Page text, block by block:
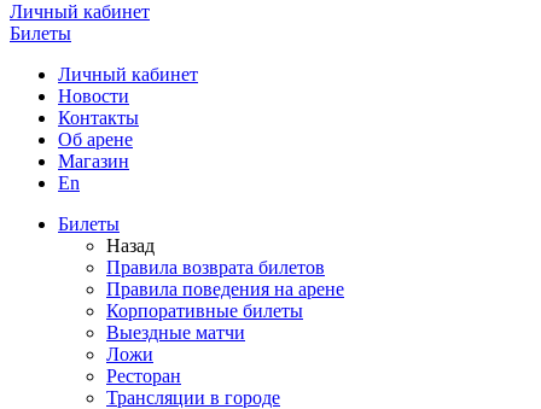
Личный кабинет
Билеты
Личный кабинет
Новости
Контакты
Об арене
Магазин
En
Билеты
Назад
Правила возврата билетов
Правила поведения на арене
Корпоративные билеты
Выездные матчи
Ложи
Ресторан
Трансляции в городе